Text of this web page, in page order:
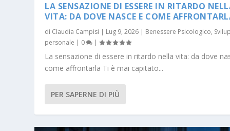
LA SENSAZIONE DI ESSERE IN RITARDO
VITA: DA DOVE NASCE E COME
di Claudia Campisi | Lug 9, 2026 | Benessere Psicologico,
personale | 0 |
La sensazione di essere in ritardo nella vita: da dove
come affrontarla Ti è mai capitato...
PER SAPERNE DI PIÙ